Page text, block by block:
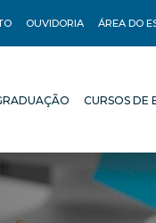
OUVIDORIA ÁREA DO
CURSOS DE